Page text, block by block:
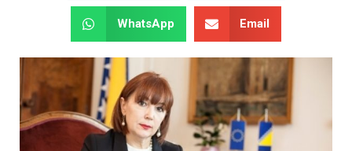
WhatsApp Email